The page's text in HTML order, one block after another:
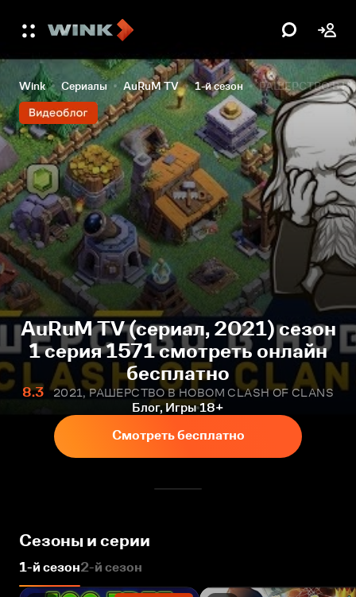
Wink Сериалы AuRuM TV 1-й сезон РАШЕРСТВО В
AuRuM TV (сериал, 2021) сезон
1 серия 1571 смотреть онлайн
бесплатно
8.3
2021, РАШЕРСТВО В НОВОМ CLASH OF CLANS
Блог, Игры 18+
Смотреть бесплатно
Сезоны и серии
1-й сезон2-й сезон